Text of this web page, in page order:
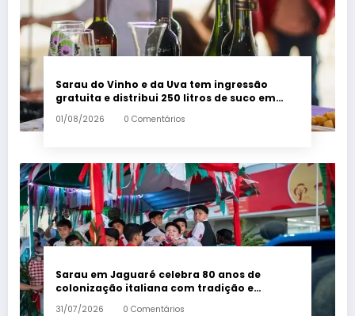
Sarau do Vinho e da Uva tem ingressão
gratuita e distribui 250 litros de suco em
Santa Teresa – Em Dia ES
01/08/2026 0 Comentários
Sarau em Jaguaré celebra 80 anos de
colonização italiana com tradição e
trambolhão da polenta – Em Dia ES
31/07/2026 0 Comentários